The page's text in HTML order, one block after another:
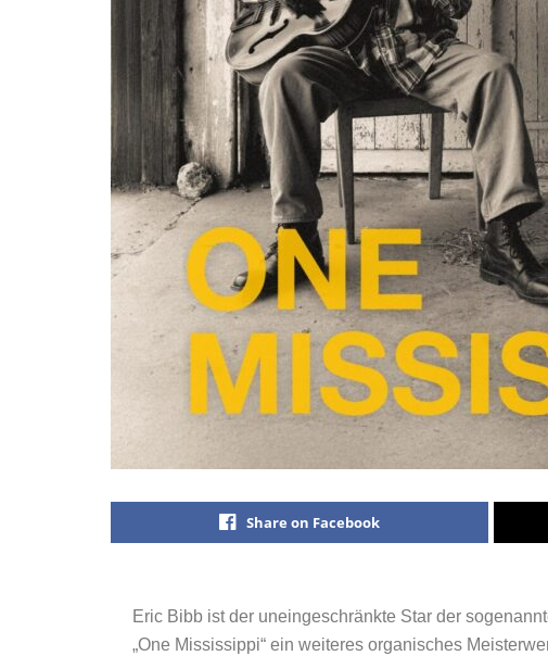
Share on Facebook
Eric Bibb ist der uneingeschränkte Star der
„One Mississippi“ ein weiteres organisches